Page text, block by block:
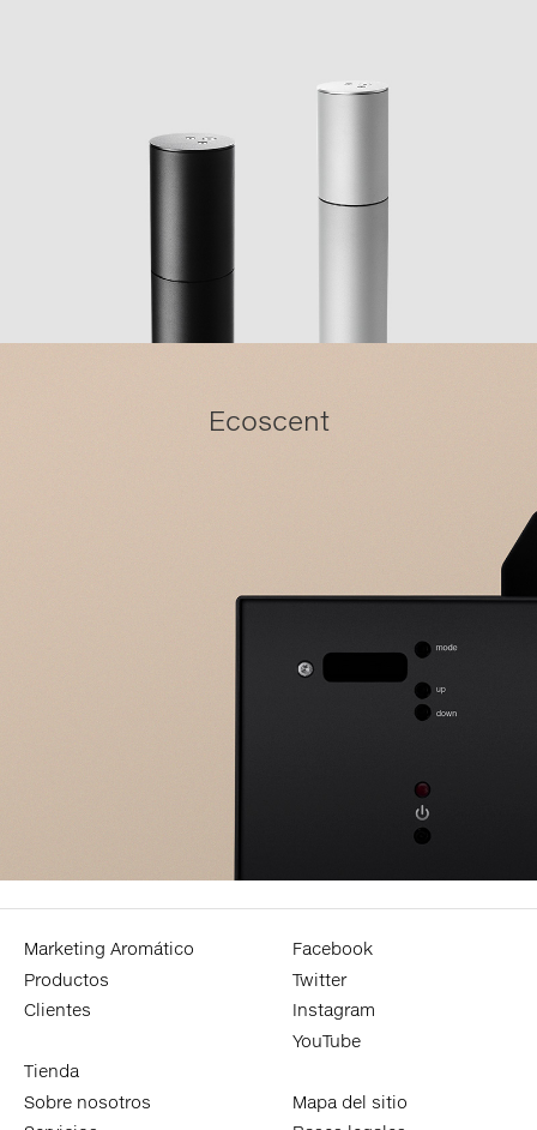
Ecoscent
Marketing Aromático
Productos
Clientes
Tienda
Sobre nosotros
Facebook
Twitter
Instagram
YouTube
Mapa del sitio